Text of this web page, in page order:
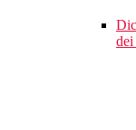
dei